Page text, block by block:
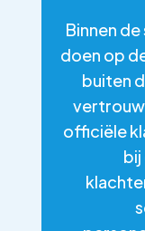
Binnen
doen op
buiten
officiële